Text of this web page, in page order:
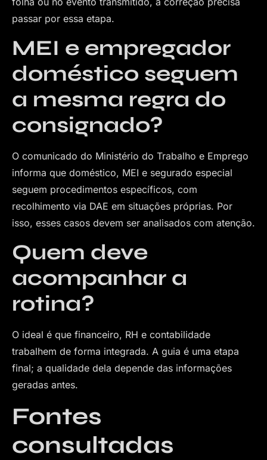
passar por essa etapa.
MEI e empregador
doméstico seguem
a mesma regra do
consignado?
O comunicado do Ministério do Trabalho e Emprego
informa que doméstico, MEI e segurado especial
seguem procedimentos específicos, com
recolhimento via DAE em situações próprias. Por
isso, esses casos devem ser analisados com atenção.
Quem deve
acompanhar a
rotina?
O ideal é que financeiro, RH e contabilidade
trabalhem de forma integrada. A guia é uma etapa
final; a qualidade dela depende das informações
geradas antes.
Fontes
consultadas